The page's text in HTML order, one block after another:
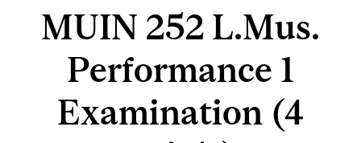
MUIN 252 L.Mus.
Performance 1
Examination (4